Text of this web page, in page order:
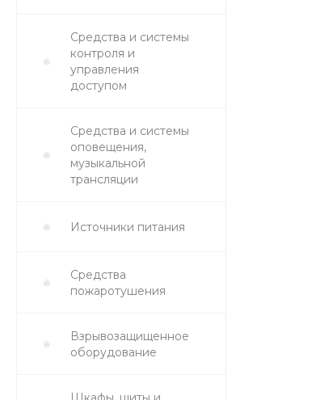
Средства и системы
контроля и
управления
доступом
Средства и системы
оповещения,
музыкальной
трансляции
Источники питания
Средства
пожаротушения
Взрывозащищенное
оборудование